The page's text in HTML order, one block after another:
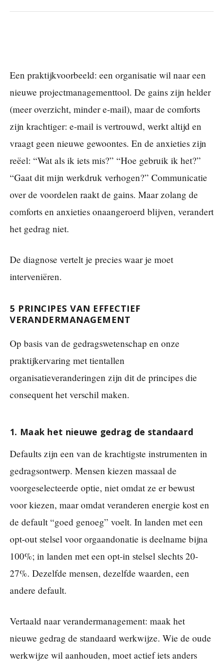
Een praktijkvoorbeeld: een organisatie wil naar een
nieuwe projectmanagementtool. De gains zijn helder
(meer overzicht, minder e-mail), maar de comforts
zijn krachtiger: e-mail is vertrouwd, werkt altijd en
vraagt geen nieuwe gewoontes. En de anxieties zijn
reëel: “Wat als ik iets mis?” “Hoe gebruik ik het?”
“Gaat dit mijn werkdruk verhogen?” Communicatie
over de voordelen raakt de gains. Maar zolang de
comforts en anxieties onaangeroerd blijven, verandert
het gedrag niet.
De diagnose vertelt je precies waar je moet
interveniëren.
5 PRINCIPES VAN EFFECTIEF
VERANDERMANAGEMENT
Op basis van de gedragswetenschap en onze
praktijkervaring met tientallen
organisatieveranderingen zijn dit de principes die
consequent het verschil maken.
1. Maak het nieuwe gedrag de standaard
Defaults zijn een van de krachtigste instrumenten in
gedragsontwerp. Mensen kiezen massaal de
voorgeselecteerde optie, niet omdat ze er bewust
voor kiezen, maar omdat veranderen energie kost en
de default “goed genoeg” voelt. In landen met een
opt-out stelsel voor orgaandonatie is deelname bijna
100%; in landen met een opt-in stelsel slechts 20-
27%. Dezelfde mensen, dezelfde waarden, een
andere default.
Vertaald naar verandermanagement: maak het
nieuwe gedrag de standaard werkwijze. Wie de oude
werkwijze wil aanhouden, moet actief iets anders